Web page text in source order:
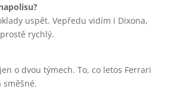
uspět. Vepředu vidím i Dixona,
rychlý.
o dvou týmech. To, co letos Ferrari
směšné.